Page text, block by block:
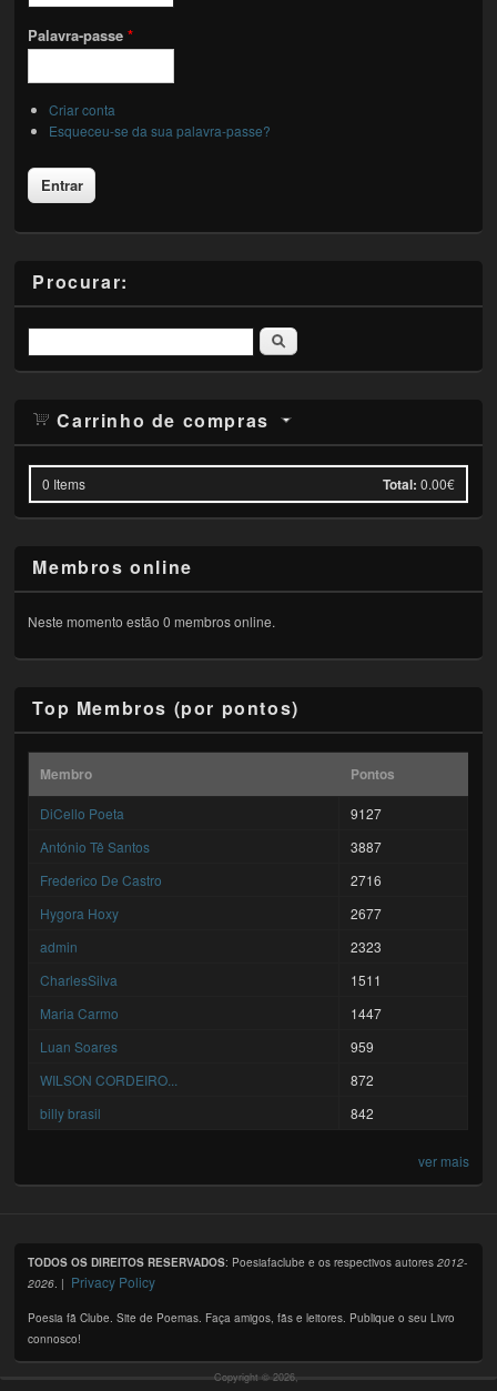
Palavra-passe*
Criar conta
Esqueceu-se da sua palavra-passe?
Procurar:
Pesquisar
Carrinho de compras
0 Items Total: 0.00€
Membros online
Neste momento estão 0 membros online.
Top Membros (por pontos)
Membro Pontos
DiCello Poeta
9127
António Tê Santos
3887
Frederico De Castro
2716
Hygora Hoxy
2677
admin
2323
CharlesSilva
1511
Maria Carmo
1447
Luan Soares
959
WILSON CORDEIRO...
872
billy brasil
842
ver mais
TODOS OS DIREITOS RESERVADOS: Poesiafaclube e os respectivos autores2012-
2026. | Privacy Policy
Poesia fã Clube. Site de Poemas. Faça amigos, fãs e leitores. Publique o seu Livro
connosco!
Copyright © 2026,